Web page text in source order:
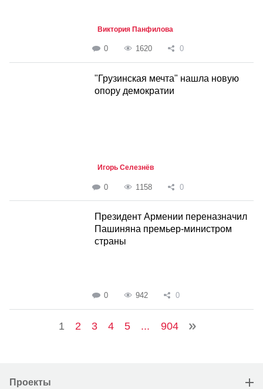
Виктория Панфилова
0 1620 0
"Грузинская мечта" нашла новую
опору демократии
Игорь Селезнёв
0 1158 0
Президент Армении переназначил
Пашиняна премьер-министром
страны
0 942 0
1 2 3 4 5 ... 904
Проекты